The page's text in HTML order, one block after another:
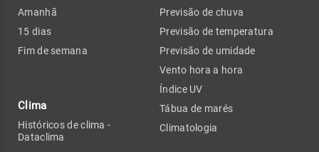
Amanhã
15 dias
Fim de semana
Clima
Históricos de clima -
Dataclima
Previsão de chuva
Previsão de temperatura
Previsão de umidade
Vento hora a hora
Índice UV
Tábua de marés
Climatologia